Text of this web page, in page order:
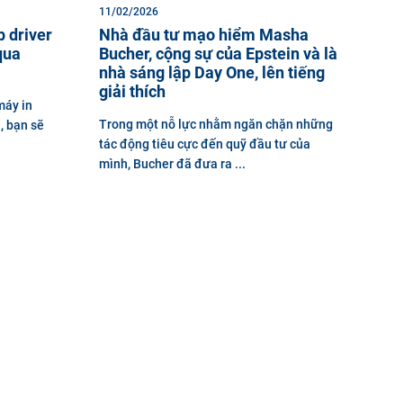
driver
in
bạn sẽ
11/02/2026
Nhà đầu tư mạo hiểm Masha
Bucher, cộng sự của Epstein và là
nhà sáng lập Day One, lên tiếng
giải thích
Trong một nỗ lực nhằm ngăn chặn những
tác động tiêu cực đến quỹ đầu tư của
mình, Bucher đã đưa ra ...